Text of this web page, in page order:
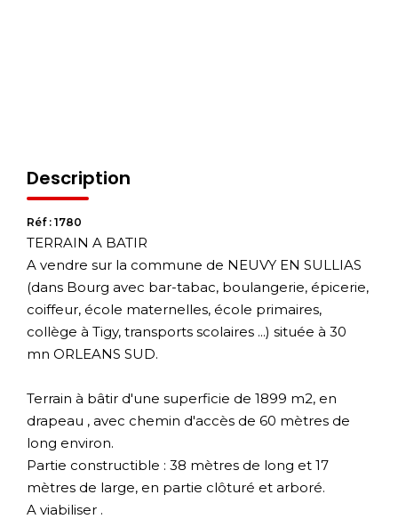
Description
Réf : 1780
TERRAIN A BATIR
A vendre sur la commune de NEUVY EN SULLIAS
(dans Bourg avec bar-tabac, boulangerie, épicerie,
coiffeur, école maternelles, école primaires,
collège à Tigy, transports scolaires ...) située à 30
mn ORLEANS SUD.
Terrain à bâtir d'une superficie de 1899 m2, en
drapeau , avec chemin d'accès de 60 mètres de
long environ.
Partie constructible : 38 mètres de long et 17
mètres de large, en partie clôturé et arboré.
A viabiliser .